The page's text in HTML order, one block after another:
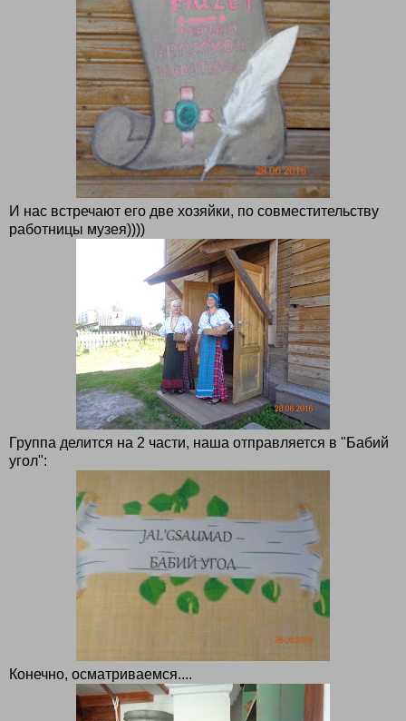
И нас встречают его две хозяйки, по совместительству
работницы музея))))
Группа делится на 2 части, наша отправляется в "Бабий
угол":
Конечно, осматриваемся....